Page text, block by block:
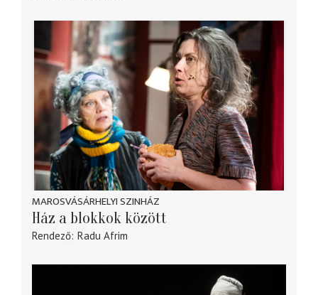
MAROSVÁSÁRHELYI SZINHÁZ
Ház a blokkok között
Rendező Radu Afrim